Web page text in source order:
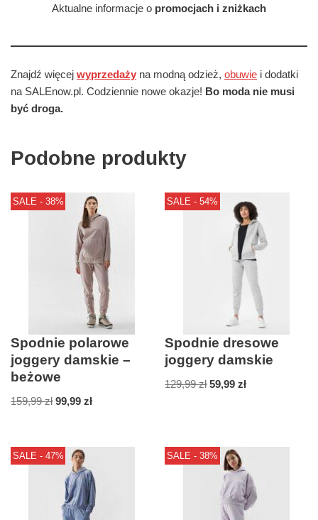
Aktualne informacje o promocjach i zniżkach
Znajdź więcej wyprzedaży na modną odzież, obuwie i dodatki
na SALEnow.pl. Codziennie nowe okazje! Bo moda nie musi
być droga.
Podobne produkty
SALE - 38%
Spodnie polarowe
joggery damskie –
beżowe
159,99zł 99,99 zł
SALE - 54%
Spodnie dresowe
joggery damskie
129,99zł 59,99zł
SALE - 47% SALE - 38%